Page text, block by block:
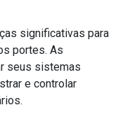
significativas para
portes. As
seus sistemas
e controlar